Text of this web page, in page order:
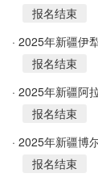
位（乡村振兴专
报名结束
· 2025年新疆伊
社会工作者4人
报名结束
· 2025年新疆阿
专职网格员公告
报名结束
· 2025年新疆博
作者若干人公告
报名结束